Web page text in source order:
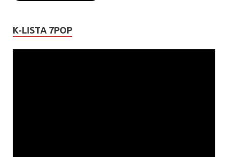
K-LISTA 7POP